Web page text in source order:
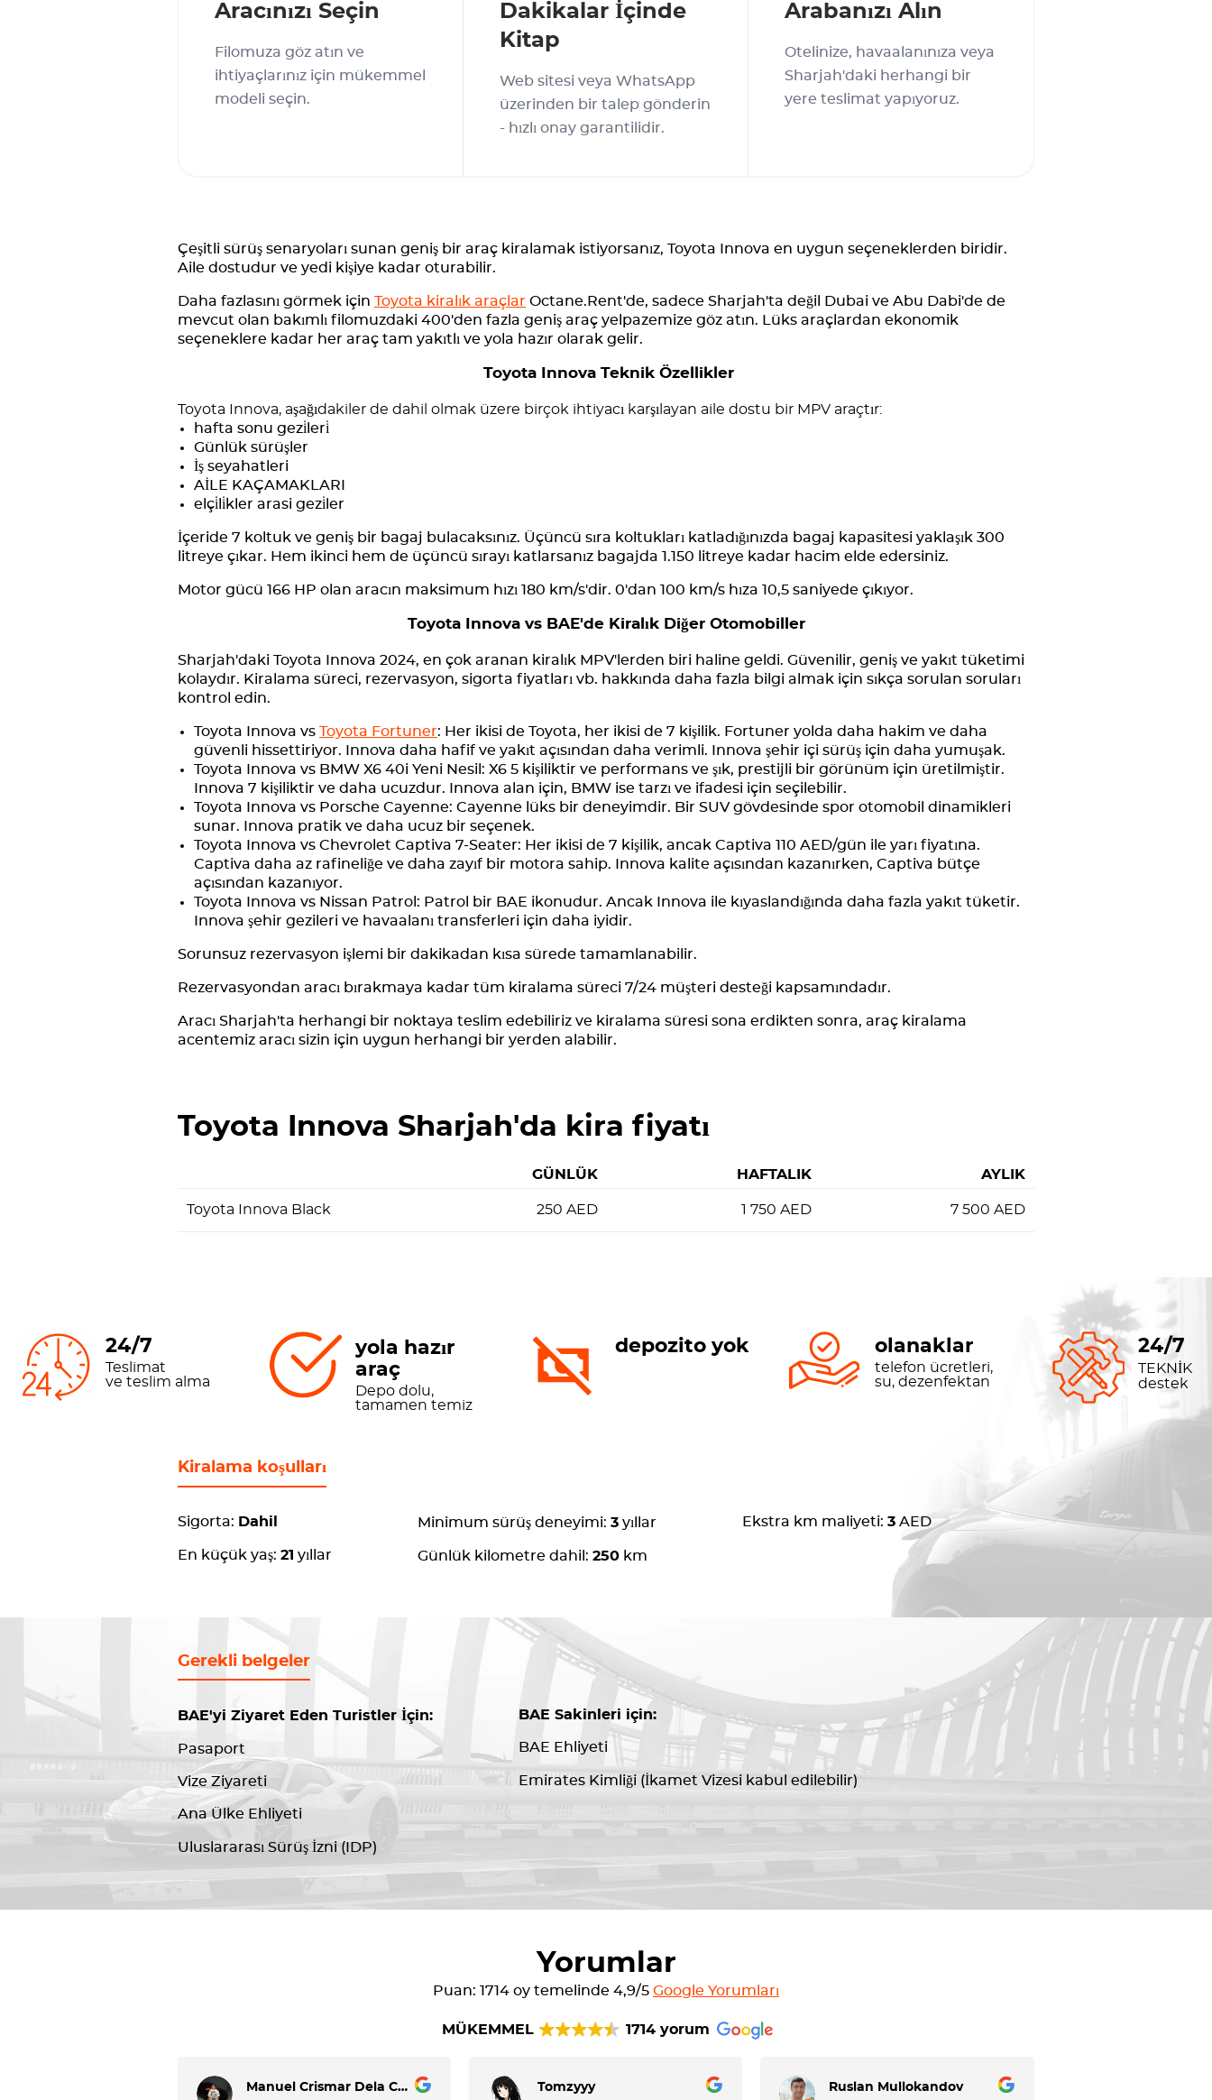
Aracınızı Seçin
Filomuza göz atın ve
ihtiyaçlarınız için mükemmel
modeli seçin.
Dakikalar İçinde
Kitap
Web sitesi veya WhatsApp
üzerinden bir talep gönderin
- hızlı onay garantilidir.
Arabanızı Alın
Otelinize, havaalanınıza veya
Sharjah'daki herhangi bir
yere teslimat yapıyoruz.
Çeşitli sürüş senaryoları sunan geniş bir araç kiralamak istiyorsanız, Toyota Innova en uygun seçeneklerden biridir.
Aile dostudur ve yedi kişiye kadar oturabilir.
Daha fazlasını görmek için Toyota kiralık araçlar Octane.Rent'de, sadece Sharjah'ta değil Dubai ve Abu Dabi'de de
mevcut olan bakımlı filomuzdaki 400'den fazla geniş araç yelpazemize göz atın. Lüks araçlardan ekonomik
seçeneklere kadar her araç tam yakıtlı ve yola hazır olarak gelir.
Toyota Innova Teknik Özellikler
Toyota Innova, aşağıdakiler de dahil olmak üzere birçok ihtiyacı karşılayan aile dostu bir MPV araçtır:
hafta sonu gezi̇leri̇
Günlük sürüşler
İş seyahatleri
AİLE KAÇAMAKLARI
elçi̇li̇kler arasi gezi̇ler
İçeride 7 koltuk ve geniş bir bagaj bulacaksınız. Üçüncü sıra koltukları katladığınızda bagaj kapasitesi yaklaşık 300
litreye çıkar. Hem ikinci hem de üçüncü sırayı katlarsanız bagajda 1.150 litreye kadar hacim elde edersiniz.
Motor gücü 166 HP olan aracın maksimum hızı 180 km/s'dir. 0'dan 100 km/s hıza 10,5 saniyede çıkıyor.
Toyota Innova vs BAE'de Kiralık Diğer Otomobiller
Sharjah'daki Toyota Innova 2024, en çok aranan kiralık MPV'lerden biri haline geldi. Güvenilir, geniş ve yakıt tüketimi
kolaydır. Kiralama süreci, rezervasyon, sigorta fiyatları vb. hakkında daha fazla bilgi almak için sıkça sorulan soruları
kontrol edin.
Toyota Innova vs Toyota Fortuner: Her ikisi de Toyota, her ikisi de 7 kişilik. Fortuner yolda daha hakim ve daha
güvenli hissettiriyor. Innova daha hafif ve yakıt açısından daha verimli. Innova şehir içi sürüş için daha yumuşak.
Toyota Innova vs BMW X6 40i Yeni Nesil: X6 5 kişiliktir ve performans ve şık, prestijli bir görünüm için üretilmiştir.
Innova 7 kişiliktir ve daha ucuzdur. Innova alan için, BMW ise tarzı ve ifadesi için seçilebilir.
Toyota Innova vs Porsche Cayenne: Cayenne lüks bir deneyimdir. Bir SUV gövdesinde spor otomobil dinamikleri
sunar. Innova pratik ve daha ucuz bir seçenek.
Toyota Innova vs Chevrolet Captiva 7-Seater: Her ikisi de 7 kişilik, ancak Captiva 110 AED/gün ile yarı fiyatına.
Captiva daha az rafineliğe ve daha zayıf bir motora sahip. Innova kalite açısından kazanırken, Captiva bütçe
açısından kazanıyor.
Toyota Innova vs Nissan Patrol: Patrol bir BAE ikonudur. Ancak Innova ile kıyaslandığında daha fazla yakıt tüketir.
Innova şehir gezileri ve havaalanı transferleri için daha iyidir.
Sorunsuz rezervasyon işlemi bir dakikadan kısa sürede tamamlanabilir.
Rezervasyondan aracı bırakmaya kadar tüm kiralama süreci 7/24 müşteri desteği kapsamındadır.
Aracı Sharjah'ta herhangi bir noktaya teslim edebiliriz ve kiralama süresi sona erdikten sonra, araç kiralama
acentemiz aracı sizin için uygun herhangi bir yerden alabilir.
Toyota Innova Sharjah'da kira fiyatı
GÜNLÜK HAFTALIK AYLIK
Toyota Innova Black 250 AED 1 750 AED 7 500 AED
24/7
Teslimat
ve teslim alma
yola hazır
araç
Depo dolu,
tamamen temiz
depozito yok olanaklar
telefon ücretleri,
su, dezenfektan
24/7
TEKNİK
destek
Kiralama koşulları
Sigorta: Dahil
En küçük yaş: 21 yıllar
Minimum sürüş deneyimi: 3 yıllar
Günlük kilometre dahil: 250 km
Ekstra km maliyeti: 3 AED
Gerekli belgeler
BAE'yi Ziyaret Eden Turistler İçin:
Pasaport
Vize Ziyareti
Ana Ülke Ehliyeti
Uluslararası Sürüş İzni (IDP)
BAE Sakinleri için:
BAE Ehliyeti
Emirates Kimliği (İkamet Vizesi kabul edilebilir)
Yorumlar
Puan: 1714 oy temelinde 4,9/5 Google Yorumları
MÜKEMMEL 1714 yorum
Manuel Crismar Dela Cruz Tomzyyy Ruslan Mullokandov